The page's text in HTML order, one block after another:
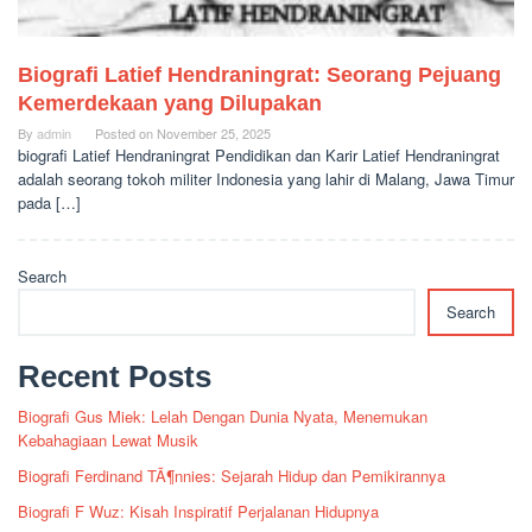
Biografi Latief Hendraningrat: Seorang Pejuang
Kemerdekaan yang Dilupakan
By admin Posted on November 25, 2025
biografi Latief Hendraningrat Pendidikan dan Karir Latief Hendraningrat
adalah seorang tokoh militer Indonesia yang lahir di Malang, Jawa Timur
pada […]
Search
Search
Recent Posts
Biografi Gus Miek: Lelah Dengan Dunia Nyata, Menemukan
Kebahagiaan Lewat Musik
Biografi Ferdinand TÃ¶nnies: Sejarah Hidup dan Pemikirannya
Biografi F Wuz: Kisah Inspiratif Perjalanan Hidupnya